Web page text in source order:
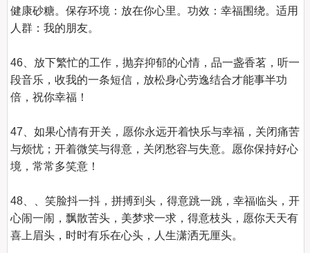
健康砂糖。保存环境：放在你心里。功效：幸福围绕。适用
人群：我的朋友。
46、放下繁忙的工作，抛弃抑郁的心情，品一盏香茗，听一
段音乐，收我的一条短信，放松身心劳逸结合才能事半功
倍，祝你幸福！
47、如果心情有开关，愿你永远开着快乐与幸福，关闭痛苦
与烦忧；开着微笑与得意，关闭愁容与失意。愿你保持好心
境，常常多笑意！
48、、笑脸抖一抖，拼搏到头，得意跳一跳，幸福临头，开
心闹一闹，飘散苦头，美梦求一求，得意枝头，愿你天天有
喜上眉头，时时有乐在心头，人生潇洒无厘头。